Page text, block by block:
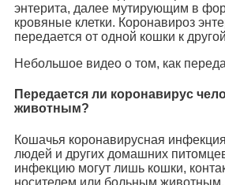
энтерита, далее мутирующим в
кровяные клетки. Коронавироз
передается от одной кошки к
Небольшое видео о том, как
Передается ли коронавирус
животным?
Кошачья коронавирусная
людей и других домашних
инфекцию могут лишь кошки,
носителем или больным